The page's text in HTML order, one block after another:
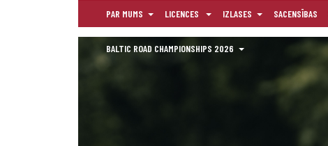
PAR MUMS LICENCES IZLASES SACENSĪBAS
BALTIC ROAD CHAMPIONSHIPS 2026